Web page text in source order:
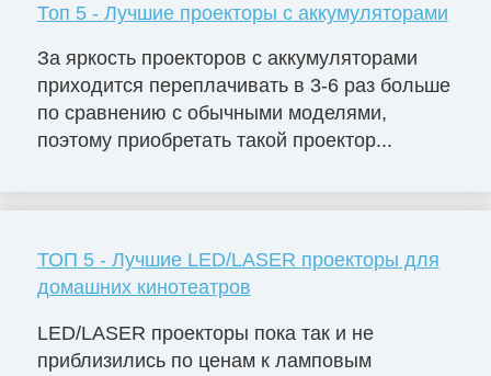
Топ 5 - Лучшие проекторы с аккумуляторами
За яркость проекторов с аккумуляторами
приходится переплачивать в 3-6 раз больше
по сравнению с обычными моделями,
поэтому приобретать такой проектор...
ТОП 5 - Лучшие LED/LASER проекторы для
домашних кинотеатров
LED/LASER проекторы пока так и не
приблизились по ценам к ламповым